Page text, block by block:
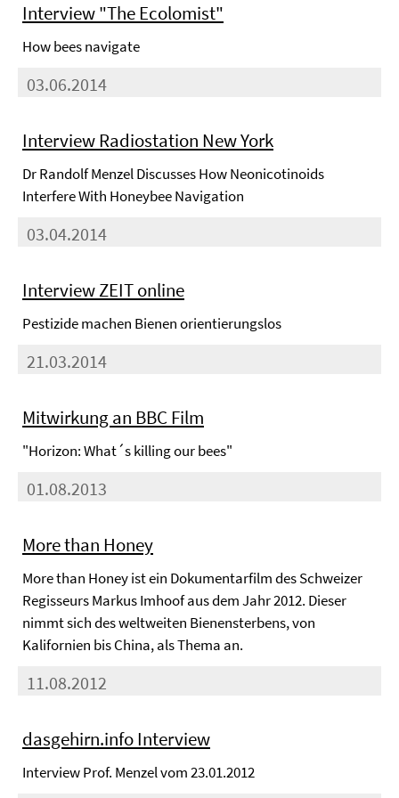
Interview "The Ecolomist"
How bees navigate
03.06.2014
Interview Radiostation New York
Dr Randolf Menzel Discusses How Neonicotinoids
Interfere With Honeybee Navigation
03.04.2014
Interview ZEIT online
Pestizide machen Bienen orientierungslos
21.03.2014
Mitwirkung an BBC Film
"Horizon: What´s killing our bees"
01.08.2013
More than Honey
More than Honey ist ein Dokumentarfilm des Schweizer
Regisseurs Markus Imhoof aus dem Jahr 2012. Dieser
nimmt sich des weltweiten Bienensterbens, von
Kalifornien bis China, als Thema an.
11.08.2012
dasgehirn.info Interview
Interview Prof. Menzel vom 23.01.2012